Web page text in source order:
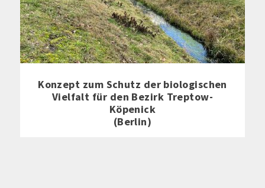
Konzept zum Schutz der biologischen
Vielfalt für den Bezirk Treptow-
Köpenick
(Berlin)